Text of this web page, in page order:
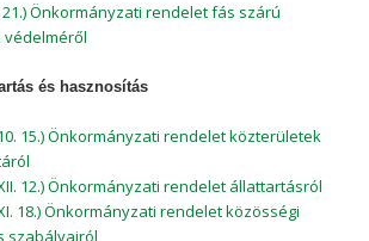
21.) Önkormányzati rendelet fás szárú
és hasznosítás
15.) Önkormányzati rendelet közterületek
12.) Önkormányzati rendelet állattartásról
18.) Önkormányzati rendelet közösségi
szabályairól